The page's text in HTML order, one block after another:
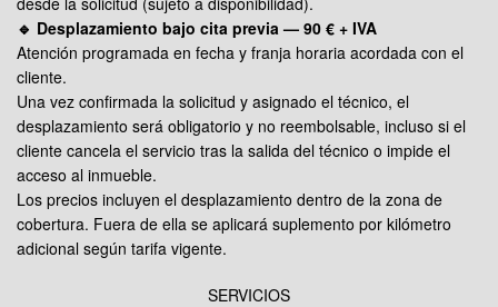
🔹 Desplazamiento bajo cita previa — 90 € + IVA
Atención programada en fecha y franja horaria acordada con el
cliente.
Una vez confirmada la solicitud y asignado el técnico, el
desplazamiento será obligatorio y no reembolsable, incluso si el
cliente cancela el servicio tras la salida del técnico o impide el
acceso al inmueble.
Los precios incluyen el desplazamiento dentro de la zona de
cobertura. Fuera de ella se aplicará suplemento por kilómetro
adicional según tarifa vigente.
SERVICIOS